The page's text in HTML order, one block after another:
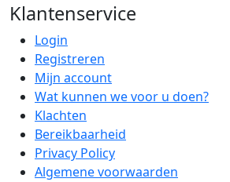
Klantenservice
Login
Registreren
Mijn account
Wat kunnen we voor u doen?
Klachten
Bereikbaarheid
Privacy Policy
Algemene voorwaarden